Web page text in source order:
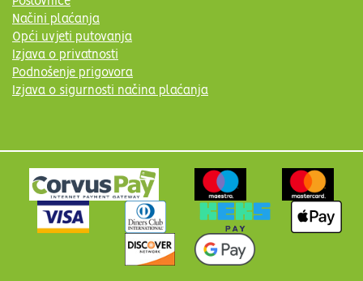
Načini plaćanja
Opći uvjeti putovanja
Izjava o privatnosti
Podnošenje prigovora
Izjava o sigurnosti načina plaćanja